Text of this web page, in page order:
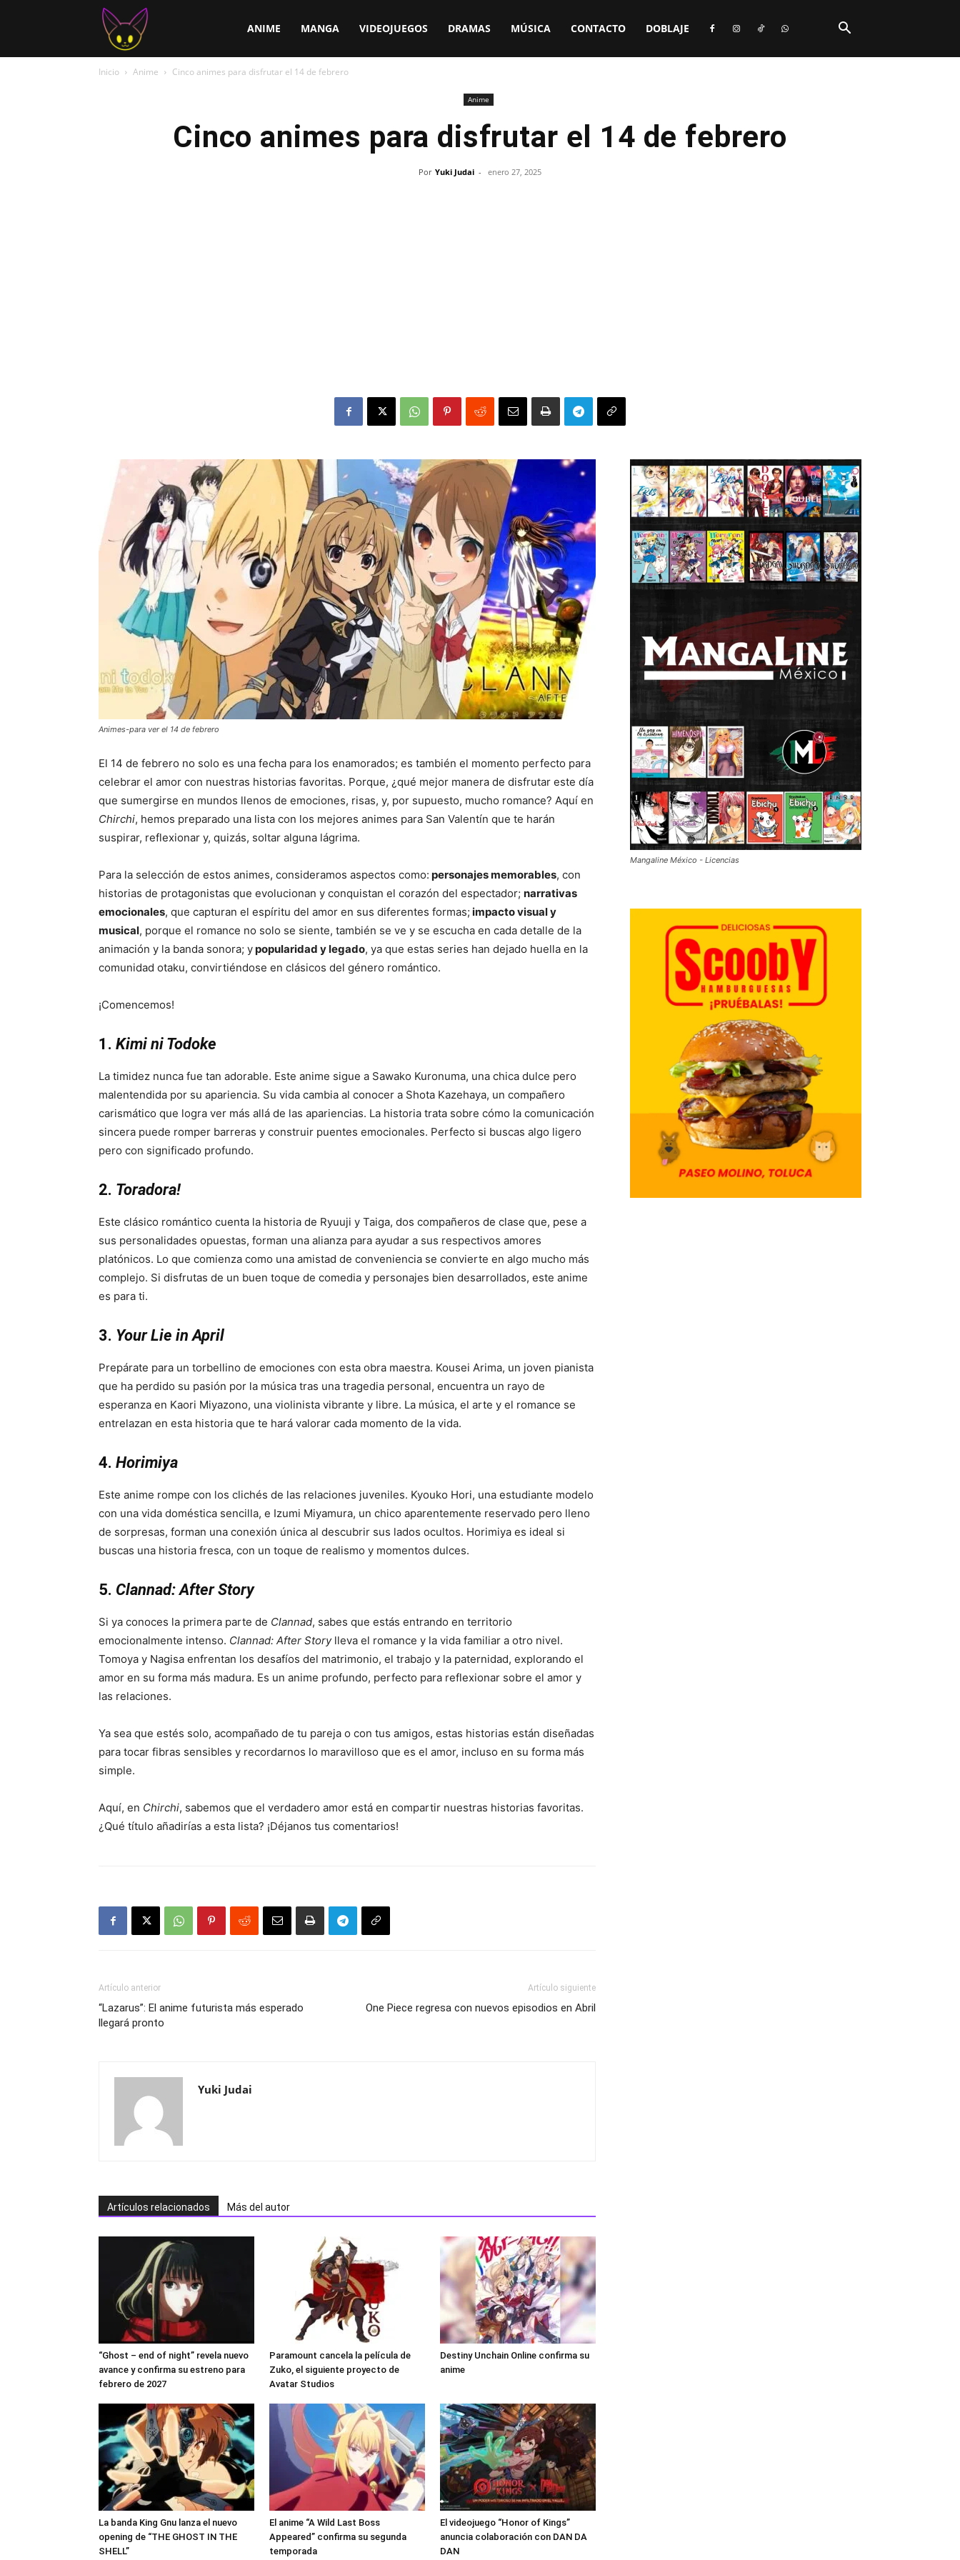
ANIME MANGA VIDEOJUEGOS DRAMAS MÚSICA CONTACTO DOBLAJE
Inicio Anime Cinco animes para disfrutar el 14 de febrero
Anime
Cinco animes para disfrutar el 14 de febrero
Por Yuki Judai - enero 27, 2025
Animes-para ver el 14 de febrero
El 14 de febrero no solo es una fecha para los enamorados; es también el momento perfecto para
celebrar el amor con nuestras historias favoritas. Porque, ¿qué mejor manera de disfrutar este día
que sumergirse en mundos llenos de emociones, risas, y, por supuesto, mucho romance? Aquí en
Chirchi, hemos preparado una lista con los mejores animes para San Valentín que te harán
suspirar, reflexionar y, quizás, soltar alguna lágrima.
Para la selección de estos animes, consideramos aspectos como: personajes memorables, con
historias de protagonistas que evolucionan y conquistan el corazón del espectador; narrativas
emocionales, que capturan el espíritu del amor en sus diferentes formas; impacto visual y
musical, porque el romance no solo se siente, también se ve y se escucha en cada detalle de la
animación y la banda sonora; ypopularidad y legado, ya que estas series han dejado huella en la
comunidad otaku, convirtiéndose en clásicos del género romántico.
¡Comencemos!
1. Kimi ni Todoke
La timidez nunca fue tan adorable. Este anime sigue a Sawako Kuronuma, una chica dulce pero
malentendida por su apariencia. Su vida cambia al conocer a Shota Kazehaya, un compañero
carismático que logra ver más allá de las apariencias. La historia trata sobre cómo la comunicación
sincera puede romper barreras y construir puentes emocionales. Perfecto si buscas algo ligero
pero con significado profundo.
2. Toradora!
Este clásico romántico cuenta la historia de Ryuuji y Taiga, dos compañeros de clase que, pese a
sus personalidades opuestas, forman una alianza para ayudar a sus respectivos amores
platónicos. Lo que comienza como una amistad de conveniencia se convierte en algo mucho más
complejo. Si disfrutas de un buen toque de comedia y personajes bien desarrollados, este anime
es para ti.
3. Your Lie in April
Prepárate para un torbellino de emociones con esta obra maestra. Kousei Arima, un joven pianista
que ha perdido su pasión por la música tras una tragedia personal, encuentra un rayo de
esperanza en Kaori Miyazono, una violinista vibrante y libre. La música, el arte y el romance se
entrelazan en esta historia que te hará valorar cada momento de la vida.
4. Horimiya
Este anime rompe con los clichés de las relaciones juveniles. Kyouko Hori, una estudiante modelo
con una vida doméstica sencilla, e Izumi Miyamura, un chico aparentemente reservado pero lleno
de sorpresas, forman una conexión única al descubrir sus lados ocultos. Horimiya es ideal si
buscas una historia fresca, con un toque de realismo y momentos dulces.
5. Clannad: After Story
Si ya conoces la primera parte de Clannad, sabes que estás entrando en territorio
emocionalmente intenso. Clannad: After Storylleva el romance y la vida familiar a otro nivel.
Tomoya y Nagisa enfrentan los desafíos del matrimonio, el trabajo y la paternidad, explorando el
amor en su forma más madura. Es un anime profundo, perfecto para reflexionar sobre el amor y
las relaciones.
Ya sea que estés solo, acompañado de tu pareja o con tus amigos, estas historias están diseñadas
para tocar fibras sensibles y recordarnos lo maravilloso que es el amor, incluso en su forma más
simple.
Aquí, en Chirchi, sabemos que el verdadero amor está en compartir nuestras historias favoritas.
¿Qué título añadirías a esta lista? ¡Déjanos tus comentarios!
Artículo anterior
“Lazarus”: El anime futurista más esperado
llegará pronto
Artículo siguiente
One Piece regresa con nuevos episodios en Abril
Yuki Judai
Artículos relacionados Más del autor
“Ghost – end of night” revela nuevo
avance y confirma su estreno para
febrero de 2027
Paramount cancela la película de
Zuko, el siguiente proyecto de
Avatar Studios
Destiny Unchain Online confirma su
anime
La banda King Gnu lanza el nuevo
opening de “THE GHOST IN THE
SHELL”
El anime “A Wild Last Boss
Appeared” confirma su segunda
temporada
El videojuego “Honor of Kings”
anuncia colaboración con DAN DA
DAN
Mangaline México - Licencias